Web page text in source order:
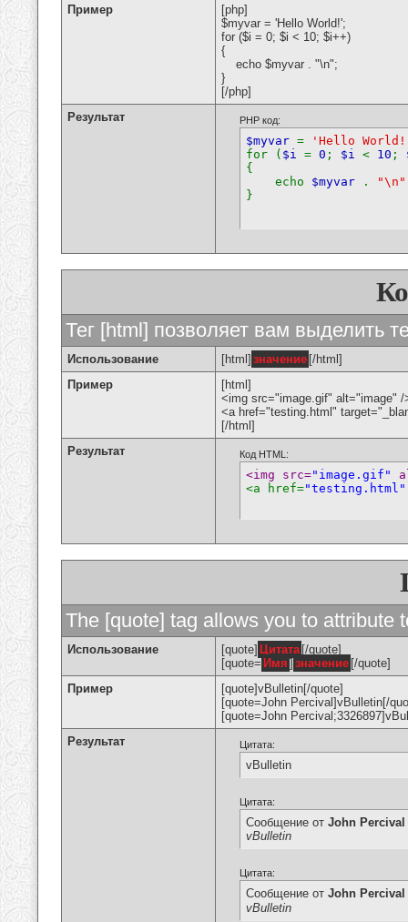
Пример
[php]
$myvar = 'Hello World!';
for ($i = 0; $i < 10; $i++)
{
echo $myvar . "\n";
}
[/php]
Результат
PHP код:
$myvar =
'Hello
for ( $i = 0 ; $i < 10 ;
{
echo $myvar . "\n"
}
Тег [html] позволяет вам выделить
Использование [html] значение [/html]
Пример
[html]
<img src="image.gif" alt="image" /
<a href="testing.html"
[/html]
Результат
Код HTML:
<img src="image.gif"
<a href="testing.html"
The [quote] tag allows you to attribute
Использование [quote] Цитата [/quote]
[quote= Имя ] значение [/quote]
Пример
[quote]vBulletin[/quote]
[quote=John Percival]vBulletin[/
[quote=John
Результат
Цитата:
vBulletin
Цитата:
Сообщение от John Percival
vBulletin
Цитата:
Сообщение от John Percival
vBulletin